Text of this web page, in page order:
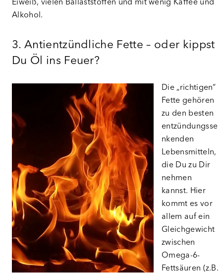
Eiweiß, vielen Ballaststoffen und mit wenig Kaffee und
Alkohol.
3. Antientzündliche Fette – oder kippst
Du Öl ins Feuer?
Die „richtigen“
Fette gehören
zu den besten
entzündungsse
nkenden
Lebensmitteln,
die Du zu Dir
nehmen
kannst. Hier
kommt es vor
allem auf ein
Gleichgewicht
zwischen
Omega-6-
Fettsäuren (z.B.